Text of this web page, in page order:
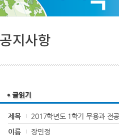
공지사항
제목
2017학년도 1학기 무용과 전
이름
장민정